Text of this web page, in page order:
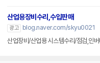
산업용장비수리,수입판매
광고
blog.naver.com/skyu0021
산업장비/산업용 시스템수리/점검,인